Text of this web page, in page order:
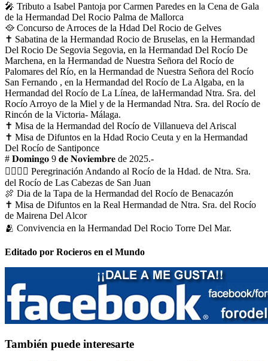
🎤 Tributo a Isabel Pantoja por Carmen Paredes en la Cena de Gala
de la Hermandad Del Rocio Palma de Mallorca
🥘 Concurso de Arroces de la Hdad Del Rocio de Gelves
✝ Sabatina de la Hermandad Rocio de Bruselas, en la Hermandad
Del Rocio De Segovia Segovia, en la Hermandad Del Rocío De
Marchena, en la Hermandad de Nuestra Señora del Rocío de
Palomares del Río, en la Hermandad de Nuestra Señora del Rocío
San Fernando , en la Hermandad del Rocío de La Algaba, en la
Hermandad del Rocío de La Línea, de laHermandad Ntra. Sra. del
Rocío Arroyo de la Miel y de la Hermandad Ntra. Sra. del Rocío de
Rincón de la Victoria- Málaga.
✝ Misa de la Hermandad del Rocío de Villanueva del Ariscal
✝ Misa de Difuntos en la Hdad Rocio Ceuta y en la Hermandad
Del Rocío de Santiponce
# 𝐃𝐨𝐦𝐢𝐧𝐠𝐨 9 𝐝𝐞 𝐍𝐨𝐯𝐢𝐞𝐦𝐛𝐫𝐞 de 2025.-
🚶‍♂️🚶‍♀️ Peregrinación Andando al Rocío de la Hdad. de Ntra. Sra.
del Rocío de Las Cabezas de San Juan
🍖 Dia de la Tapa de la Hermandad del Rocío de Benacazón
✝ Misa de Difuntos en la Real Hermandad de Ntra. Sra. del Rocío
de Mairena Del Alcor
🫂 Convivencia en la Hermandad Del Rocio Torre Del Mar.
Editado por Rocieros en el Mundo
También puede interesarte